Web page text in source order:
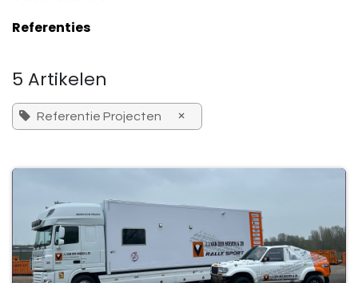
Referenties
5 Artikelen
Referentie Projecten ×